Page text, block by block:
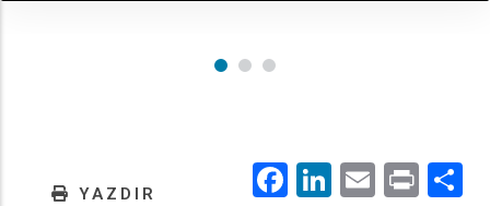
YAZDIR Facebook
LinkedIn
EmailPrint